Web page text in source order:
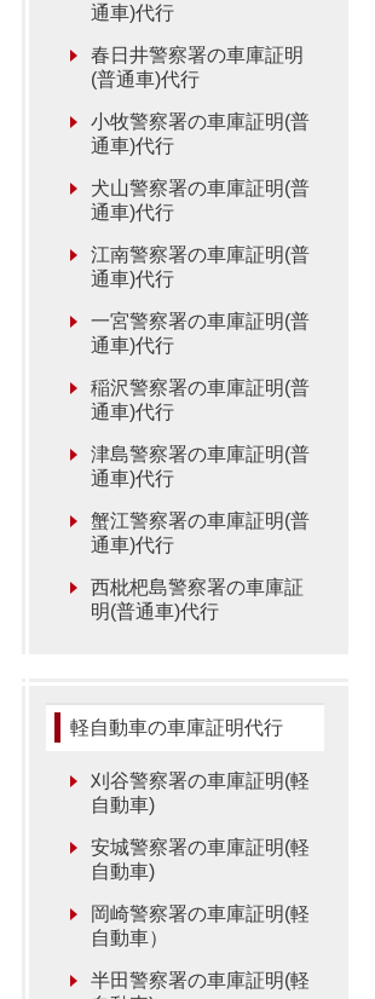
通車)代行
春日井警察署の車庫証明
(普通車)代行
小牧警察署の車庫証明(普
通車)代行
犬山警察署の車庫証明(普
通車)代行
江南警察署の車庫証明(普
通車)代行
一宮警察署の車庫証明(普
通車)代行
稲沢警察署の車庫証明(普
通車)代行
津島警察署の車庫証明(普
通車)代行
蟹江警察署の車庫証明(普
通車)代行
西枇杷島警察署の車庫証
明(普通車)代行
軽自動車の車庫証明代行
刈谷警察署の車庫証明(軽
自動車)
安城警察署の車庫証明(軽
自動車)
岡崎警察署の車庫証明(軽
自動車）
半田警察署の車庫証明(軽